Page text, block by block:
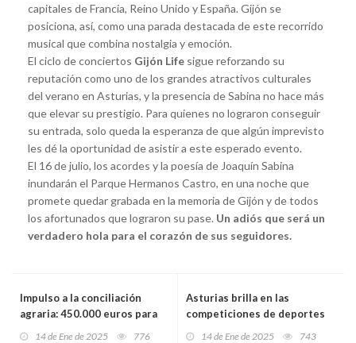
capitales de Francia, Reino Unido y España. Gijón se
posiciona, así, como una parada destacada de este recorrido
musical que combina nostalgia y emoción.
El ciclo de conciertos Gijón Life sigue reforzando su
reputación como uno de los grandes atractivos culturales
del verano en Asturias, y la presencia de Sabina no hace más
que elevar su prestigio. Para quienes no lograron conseguir
su entrada, solo queda la esperanza de que algún imprevisto
les dé la oportunidad de asistir a este esperado evento.
El 16 de julio, los acordes y la poesía de Joaquín Sabina
inundarán el Parque Hermanos Castro, en una noche que
promete quedar grabada en la memoria de Gijón y de todos
los afortunados que lograron su pase. Un adiós que será un
verdadero hola para el corazón de sus seguidores.
Impulso a la conciliación
agraria: 450.000 euros para
14 de Ene de 2025 776
Asturias brilla en las
competiciones de deportes
14 de Ene de 2025 743